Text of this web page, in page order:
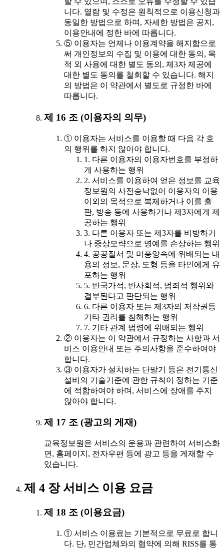
니다. 열람 및 수정은 원칙적으로 이용신청과
동일한 방법으로 하며, 자세한 방법은 공지,
이용안내에 정한 바에 따릅니다.
⑤ 이용자는 언제나 이용계약을 해지함으로
써 개인정보의 수집 및 이용에 대한 동의, 목
적 외 사용에 대한 별도 동의, 제3자 제공에
대한 별도 동의를 철회할 수 있습니다. 해지
의 방법은 이 약관에서 별도로 규정한 바에
따릅니다.
제 16 조 (이용자의 의무)
① 이용자는 서비스를 이용할 때 다음 각 호
의 행위를 하지 않아야 합니다.
1. 다른 이용자의 이용자번호를 부정하
게 사용하는 행위
2. 서비스를 이용하여 얻은 정보를 교육
정보원의 사전승낙없이 이용자의 이용
이외의 목적으로 복제하거나 이를 출
판, 방송 등에 사용하거나 제3자에게 제
공하는 행위
3. 다른 이용자 또는 제3자를 비방하거
나 중상모략으로 명예를 손상하는 행위
4. 공공질서 및 미풍양속에 위배되는 내
용의 정보, 문장, 도형 등을 타인에게 유
포하는 행위
5. 반국가적, 반사회적, 범죄적 행위와
결부된다고 판단되는 행위
6. 다른 이용자 또는 제3자의 저작권등
기타 권리를 침해하는 행위
7. 기타 관계 법령에 위배되는 행위
② 이용자는 이 약관에서 규정하는 사항과 서
비스 이용안내 또는 주의사항을 준수하여야
합니다.
③ 이용자가 설치하는 단말기 등은 전기통신
설비의 기술기준에 관한 규칙이 정하는 기준
에 적합하여야 하며, 서비스에 장애를 주지
않아야 합니다.
제 17 조 (광고의 게재)
교육정보원은 서비스의 운용과 관련하여 서비스화
면, 홈페이지, 전자우편 등에 광고 등을 게재할 수
있습니다.
제 4 장 서비스 이용 요금
제 18 조 (이용요금)
① 서비스 이용료는 기본적으로 무료로 합니
다. 단, 민간업체와의 협약에 의해 RISS를 통